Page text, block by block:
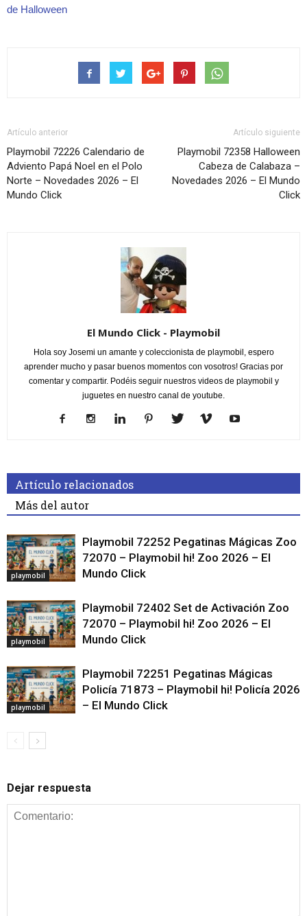
de Halloween
Artículo anterior
Playmobil 72226 Calendario de
Adviento Papá Noel en el Polo
Norte – Novedades 2026 – El
Mundo Click
Artículo siguiente
Playmobil 72358 Halloween
Cabeza de Calabaza –
Novedades 2026 – El Mundo
Click
El Mundo Click - Playmobil
Hola soy Josemi un amante y coleccionista de playmobil, espero
aprender mucho y pasar buenos momentos con vosotros! Gracias por
comentar y compartir. Podéis seguir nuestros videos de playmobil y
juguetes en nuestro canal de youtube.
Artículo relacionados
Más del autor
playmobil
Playmobil 72252 Pegatinas Mágicas Zoo
72070 – Playmobil hi! Zoo 2026 – El
Mundo Click
playmobil
Playmobil 72402 Set de Activación Zoo
72070 – Playmobil hi! Zoo 2026 – El
Mundo Click
playmobil
Playmobil 72251 Pegatinas Mágicas
Policía 71873 – Playmobil hi! Policía 2026
– El Mundo Click
Dejar respuesta